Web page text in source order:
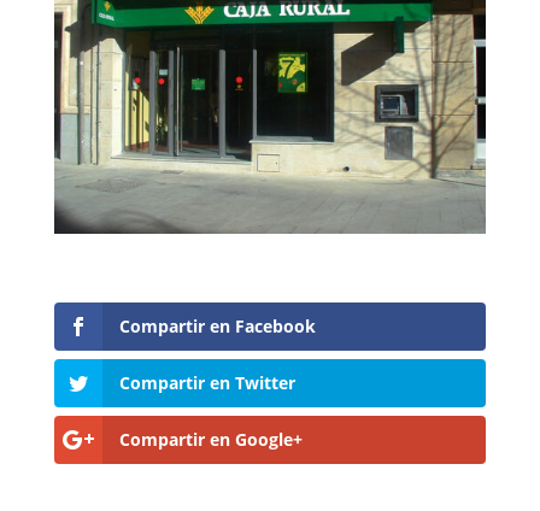
Compartir en Facebook
Compartir en Twitter
Compartir en Google+